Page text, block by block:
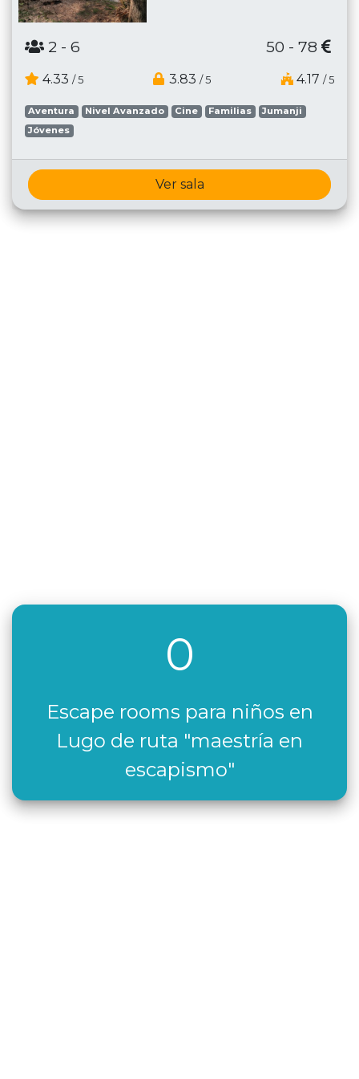
2 - 6 50 - 78
4.33 / 5 3.83 / 5 4.17 / 5
Aventura Nivel Avanzado Cine Familias
Jumanji
Jóvenes
Ver sala
0
Escape rooms para niños en
Lugo de ruta "maestría en
escapismo"